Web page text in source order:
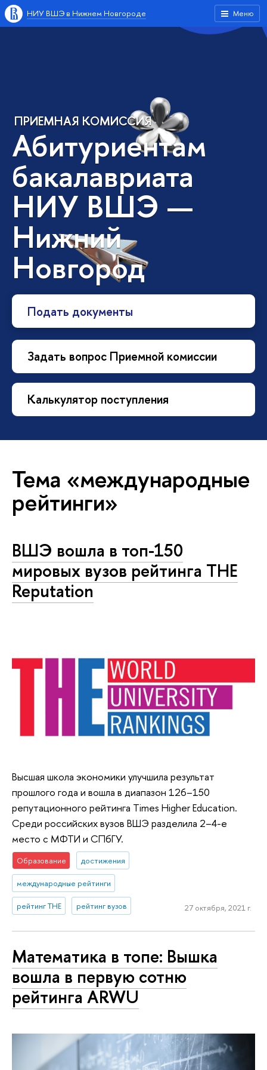
Меню
НИУ ВШЭ в Нижнем Новгороде
ПРИЕМНАЯ КОМИССИЯ
Абитуриентам
бакалавриата
НИУ ВШЭ —
Нижний
Новгород
Подать документы
Задать вопрос Приемной комиссии
Калькулятор поступления
Тема «международные
рейтинги»
ВШЭ вошла в топ-150
мировых вузов рейтинга THE
Reputation
Высшая школа экономики улучшила результат
прошлого года и вошла в диапазон 126–150
репутационного рейтинга Times Higher Education.
Среди российских вузов ВШЭ разделила 2–4-е
место с МФТИ и СПбГУ.
Образование достижения
международные рейтинги
рейтинг THE рейтинг вузов 27 октября, 2021 г.
Математика в топе: Вышка
вошла в первую сотню
рейтинга ARWU